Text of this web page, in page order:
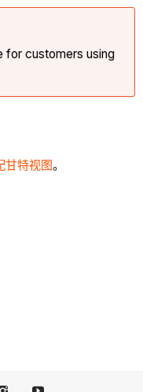
for customers using
甘特视图。